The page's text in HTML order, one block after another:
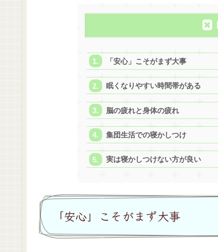
「安心」こそがまず大事
眠くなりやすい時間帯がある
脳の疲れと身体の疲れ
集団生活での寝かしつけ
実は寝かしつけない方が良い
「安心」こそがまず大事